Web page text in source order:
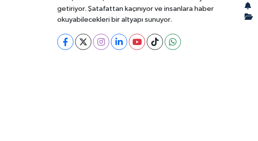
getiriyor. Şatafattan kaçınıyor ve insanlara haber
okuyabilecekleri bir altyapı sunuyor.